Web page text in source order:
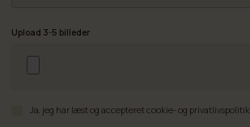
Upload 3-5 billeder
Ja, jeg har læst og accepteret cookie- og privatlivspolitik